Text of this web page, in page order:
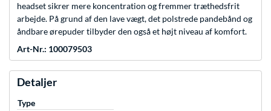
headset sikrer mere koncentration og fremmer træthedsfrit
arbejde. På grund af den lave vægt, det polstrede pandebånd og
åndbare ørepuder tilbyder den også et højt niveau af komfort.
Art-Nr.: 100079503
Detaljer
Type